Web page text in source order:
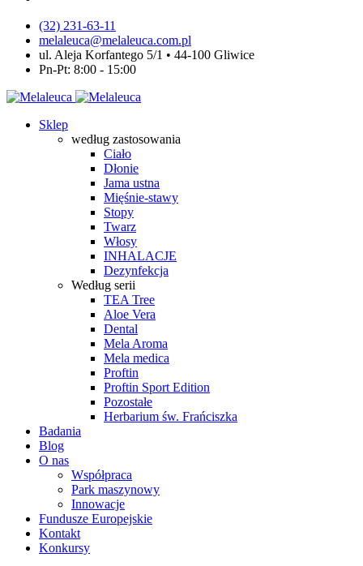
(32) 231-63-11
melaleuca@melaleuca.com.pl
ul. Aleja Korfantego 5/1 • 44-100 Gliwice
Pn-Pt: 8:00 - 15:00
Sklep
według zastosowania
Ciało
Dłonie
Jama ustna
Mięśnie-stawy
Stopy
Twarz
Włosy
INHALACJE
Dezynfekcja
Według serii
TEA Tree
Aloe Vera
Dental
Mela Aroma
Mela medica
Proftin
Proftin Sport Edition
Pozostałe
Herbarium św. Frańciszka
Badania
Blog
O nas
Współpraca
Park maszynowy
Innowacje
Fundusze Europejskie
Kontakt
Konkursy